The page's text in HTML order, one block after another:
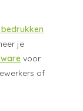
je
voor
of